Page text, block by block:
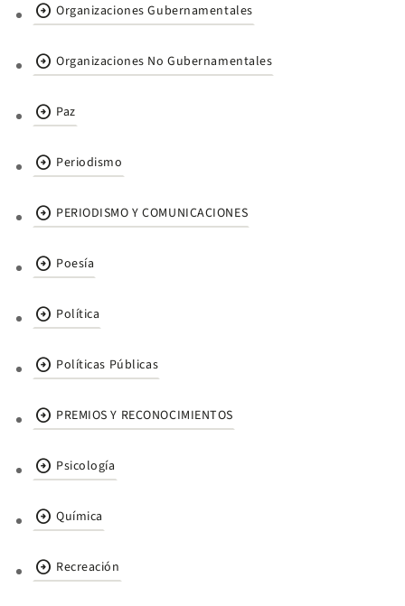
arrow_circle_right Organizaciones Gubernamentales
arrow_circle_right Organizaciones No Gubernamentales
arrow_circle_right Paz
arrow_circle_right Periodismo
arrow_circle_right PERIODISMO Y COMUNICACIONES
arrow_circle_right Poesía
arrow_circle_right Política
arrow_circle_right Políticas Públicas
arrow_circle_right PREMIOS Y RECONOCIMIENTOS
arrow_circle_right Psicología
arrow_circle_right Química
arrow_circle_right Recreación